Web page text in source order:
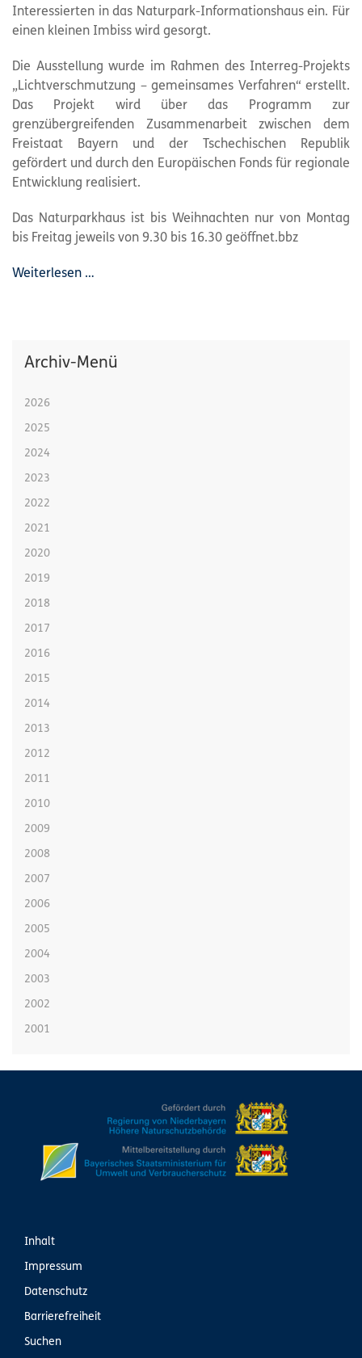
Interessierten in das Naturpark-Informationshaus ein. Für
einen kleinen Imbiss wird gesorgt.
Die Ausstellung wurde im Rahmen des Interreg-Projekts
„Lichtverschmutzung – gemeinsames Verfahren“ erstellt.
Das Projekt wird über das Programm zur
grenzübergreifenden Zusammenarbeit zwischen dem
Freistaat Bayern und der Tschechischen Republik
gefördert und durch den Europäischen Fonds für regionale
Entwicklung realisiert.
Das Naturparkhaus ist bis Weihnachten nur von Montag
bis Freitag jeweils von 9.30 bis 16.30 geöffnet.bbz
Weiterlesen …
Archiv-Menü
2026
2025
2024
2023
2022
2021
2020
2019
2018
2017
2016
2015
2014
2013
2012
2011
2010
2009
2008
2007
2006
2005
2004
2003
2002
2001
Inhalt
Impressum
Datenschutz
Barrierefreiheit
Suchen